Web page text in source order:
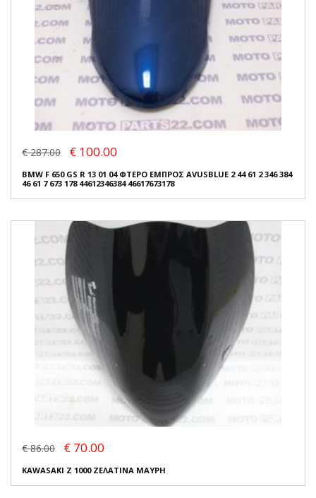
€ 287.00 € 100.00
BMW F 650 GS R 13 01 04 ΦΤΕΡΟ ΕΜΠΡΟΣ AVUSBLUE 2 44 61 2 346 384
46 61 7 673 178 44612346384 46617673178
€ 86.00 € 70.00
KAWASAKI Z 1000 ΖΕΛΑΤΙΝΑ ΜΑΥΡΗ